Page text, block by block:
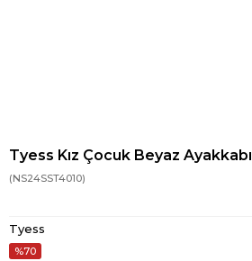
Tyess Kız Çocuk Beyaz Ayakkabı
(NS24SST4010)
Tyess
70